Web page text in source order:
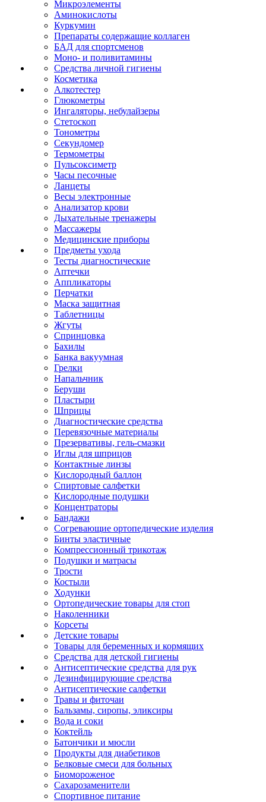
Микроэлементы
Аминокислоты
Куркумин
Препараты содержащие коллаген
БАД для спортсменов
Моно- и поливитамины
Средства личной гигиены
Косметика
Алкотестер
Глюкометры
Ингаляторы, небулайзеры
Стетоскоп
Тонометры
Секундомер
Термометры
Пульсоксиметр
Часы песочные
Ланцеты
Весы электронные
Анализатор крови
Дыхательные тренажеры
Массажеры
Медицинские приборы
Предметы ухода
Тесты диагностические
Аптечки
Аппликаторы
Перчатки
Маска защитная
Таблетницы
Жгуты
Спринцовка
Бахилы
Банка вакуумная
Грелки
Напальчник
Беруши
Пластыри
Шприцы
Диагностические средства
Перевязочные материалы
Презервативы, гель-смазки
Иглы для шприцов
Контактные линзы
Кислородный баллон
Спиртовые салфетки
Кислородные подушки
Концентраторы
Бандажи
Согревающие ортопедические изделия
Бинты эластичные
Компрессионный трикотаж
Подушки и матрасы
Трости
Костыли
Ходунки
Ортопедические товары для стоп
Наколенники
Корсеты
Детские товары
Товары для беременных и кормящих
Средства для детской гигиены
Антисептические средства для рук
Дезинфицирующие средства
Антисептические салфетки
Травы и фиточаи
Бальзамы, сиропы, эликсиры
Вода и соки
Коктейль
Батончики и мюсли
Продукты для диабетиков
Белковые смеси для больных
Биомороженое
Сахарозаменители
Спортивное питание